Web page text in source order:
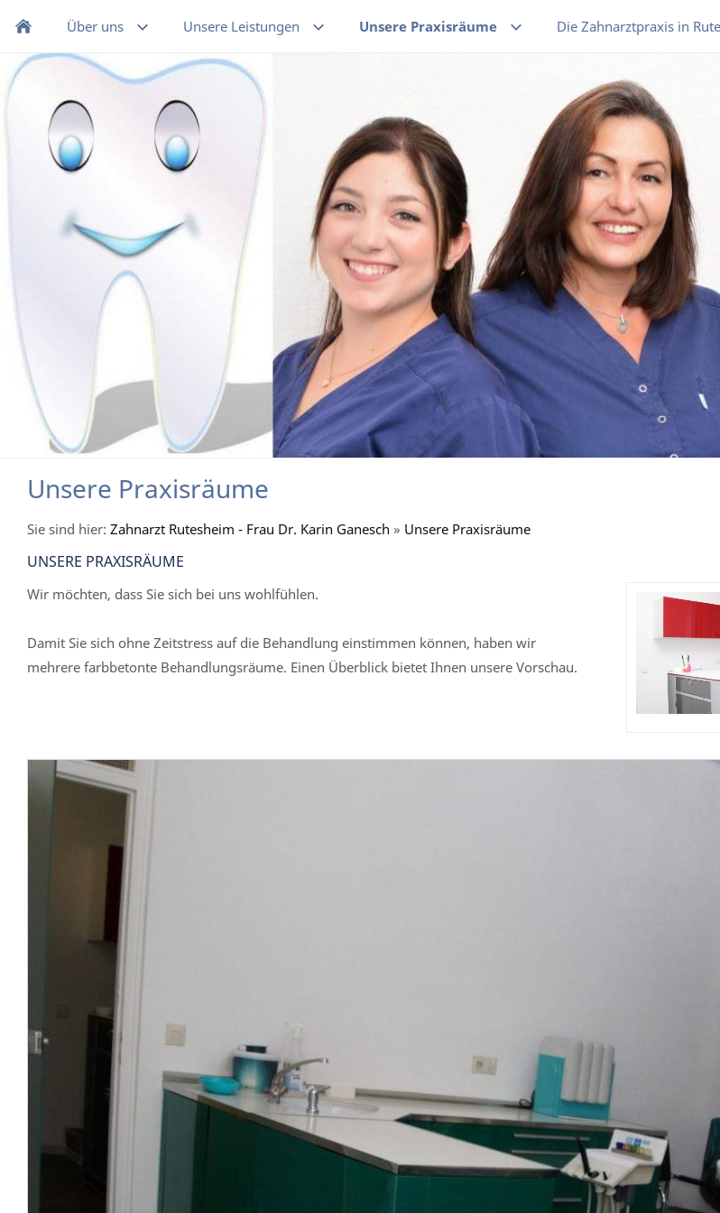
Über uns Unsere Leistungen Unsere Praxisräume Die Zahnarztpraxis in
Unsere Praxisräume
Sie sind hier: Zahnarzt Rutesheim - Frau Dr. Karin Ganesch » Unsere Praxisräume
UNSERE PRAXISRÄUME
Wir möchten, dass Sie sich bei uns wohlfühlen.
Damit Sie sich ohne Zeitstress auf die Behandlung einstimmen können, haben wir
mehrere farbbetonte Behandlungsräume. Einen Überblick bietet Ihnen unsere Vorschau.